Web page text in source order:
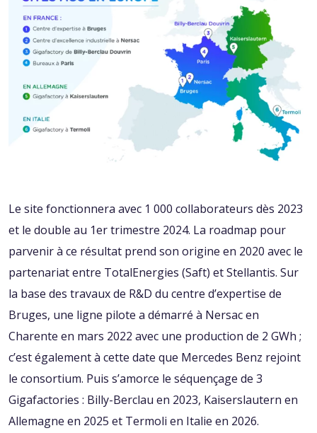
Le site fonctionnera avec 1 000 collaborateurs dès 2023
et le double au 1er trimestre 2024. La roadmap pour
parvenir à ce résultat prend son origine en 2020 avec le
partenariat entre TotalEnergies (Saft) et Stellantis. Sur
la base des travaux de R&D du centre d’expertise de
Bruges, une ligne pilote a démarré à Nersac en
Charente en mars 2022 avec une production de 2 GWh ;
c’est également à cette date que Mercedes Benz rejoint
le consortium. Puis s’amorce le séquençage de 3
Gigafactories : Billy-Berclau en 2023, Kaiserslautern en
Allemagne en 2025 et Termoli en Italie en 2026.